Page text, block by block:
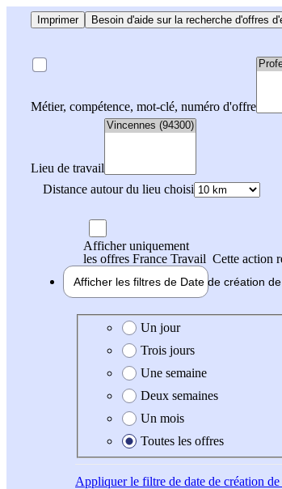
Imprimer Besoin d'aide sur la recherche d'offres
Métier, compétence, mot-clé, numéro d'offre
Lieu de travail
Distance autour du lieu choisi
Afficher uniquement
les offres France Travail Cette action
Afficher les filtres de Date de création
Date de création de l'offre
Un jour
Trois jours
Une semaine
Deux semaines
Un mois
Toutes les offres
Appliquerle filtre de date de création